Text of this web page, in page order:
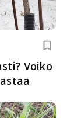
Voiko